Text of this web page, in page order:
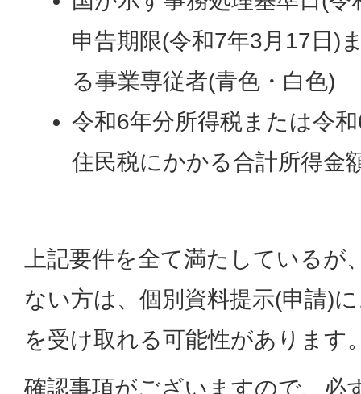
申告期限(令和7年3月17日)
る事業専従者(青色・白色)
令和6年分所得税または令
住民税にかかる合計所得金
上記要件を全て満たしているが
ない方は、個別資料提示(申請)
を受け取れる可能性があります
確認事項がございますので、必